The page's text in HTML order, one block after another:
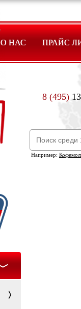
О НАС ПРАЙС
8 (495)
Например: